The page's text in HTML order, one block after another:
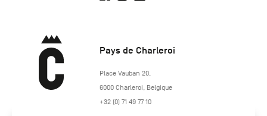
Pays de Charleroi
https://www.paysdecharleroi.be/
Place Vauban 20,
6000 Charleroi, Belgique
+32 (0) 71 49 77 10